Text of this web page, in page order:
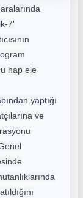
7'
hap ele
yaptığı
ve